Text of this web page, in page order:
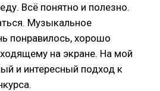
Всё понятно и полезно.
Музыкальное
понравилось, хорошо
на экране. На мой
и интересный подход к